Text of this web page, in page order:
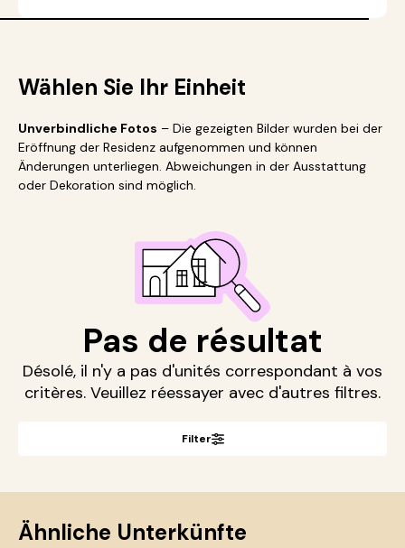
Wählen Sie Ihr Einheit
Unverbindliche Fotos – Die gezeigten Bilder wurden bei der
Eröffnung der Residenz aufgenommen und können
Änderungen unterliegen. Abweichungen in der Ausstattung
oder Dekoration sind möglich.
Pas de résultat
Désolé, il n'y a pas d'unités correspondant à vos
critères. Veuillez réessayer avec d'autres filtres.
Filter
Ähnliche Unterkünfte